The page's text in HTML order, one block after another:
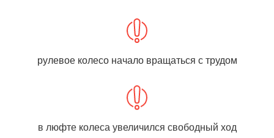
рулевое колесо начало вращаться с трудом
в люфте колеса увеличился свободный ход